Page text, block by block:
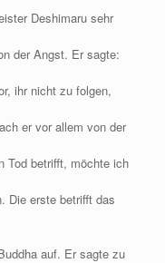
Deshimaru sehr
der Angst. Er sagte:
ihr nicht zu folgen,
er vor allem von der
Tod betrifft, möchte ich
Die erste betrifft das
auf. Er sagte zu